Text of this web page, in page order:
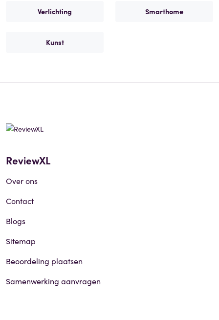
Verlichting Smarthome
Kunst
ReviewXL
Over ons
Contact
Blogs
Sitemap
Beoordeling plaatsen
Samenwerking aanvragen